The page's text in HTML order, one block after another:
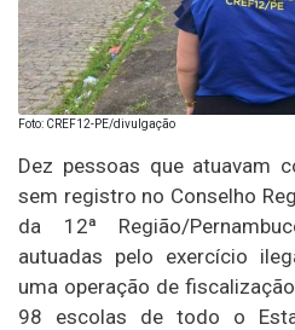
Foto: CREF12-PE/divulgação
Dez pessoas que atuavam
sem registro no Conselho
da 12ª Região/
autuadas pelo exercício
uma operação de
98 escolas de todo o